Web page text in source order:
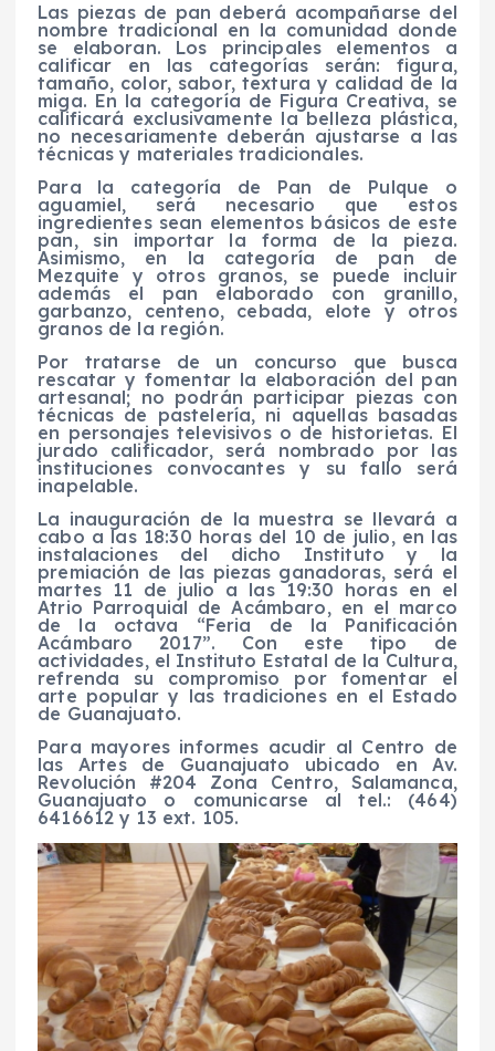
Las piezas de pan deberá acompañarse del
nombre tradicional en la comunidad donde
se elaboran. Los principales elementos a
calificar en las categorías serán: figura,
tamaño, color, sabor, textura y calidad de la
miga. En la categoría de Figura Creativa, se
calificará exclusivamente la belleza plástica,
no necesariamente deberán ajustarse a las
técnicas y materiales tradicionales.
Para la categoría de Pan de Pulque o
aguamiel, será necesario que estos
ingredientes sean elementos básicos de este
pan, sin importar la forma de la pieza.
Asimismo, en la categoría de pan de
Mezquite y otros granos, se puede incluir
además el pan elaborado con granillo,
garbanzo, centeno, cebada, elote y otros
granos de la región.
Por tratarse de un concurso que busca
rescatar y fomentar la elaboración del pan
artesanal; no podrán participar piezas con
técnicas de pastelería, ni aquellas basadas
en personajes televisivos o de historietas. El
jurado calificador, será nombrado por las
instituciones convocantes y su fallo será
inapelable.
La inauguración de la muestra se llevará a
cabo a las 18:30 horas del 10 de julio, en las
instalaciones del dicho Instituto y la
premiación de las piezas ganadoras, será el
martes 11 de julio a las 19:30 horas en el
Atrio Parroquial de Acámbaro, en el marco
de la octava “Feria de la Panificación
Acámbaro 2017”. Con este tipo de
actividades, el Instituto Estatal de la Cultura,
refrenda su compromiso por fomentar el
arte popular y las tradiciones en el Estado
de Guanajuato.
Para mayores informes acudir al Centro de
las Artes de Guanajuato ubicado en Av.
Revolución #204 Zona Centro, Salamanca,
Guanajuato o comunicarse al tel.: (464)
6416612 y 13 ext. 105.